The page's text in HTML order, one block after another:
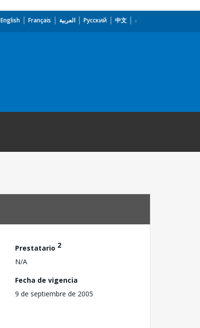
English Français العربية Русский 中文
Prestatario 2
N/A
Fecha de vigencia
9 de septiembre de 2005